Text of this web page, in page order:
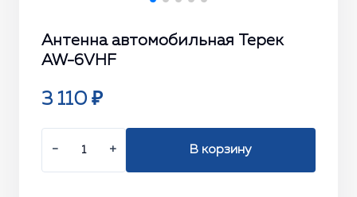
Антенна автомобильная Терек
AW-6VHF
3 110 ₽
− + В корзину